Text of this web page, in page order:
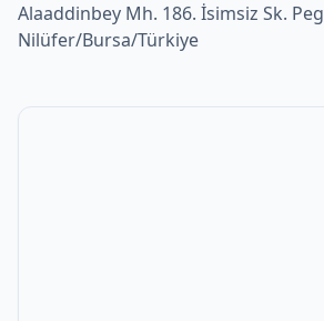
Alaaddinbey Mh. 186. İsimsiz Sk.
Nilüfer/Bursa/Türkiye